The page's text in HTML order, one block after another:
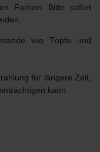
Farben.
Bitte sofort
wie Töpfe und
für längere Zeit,
kann